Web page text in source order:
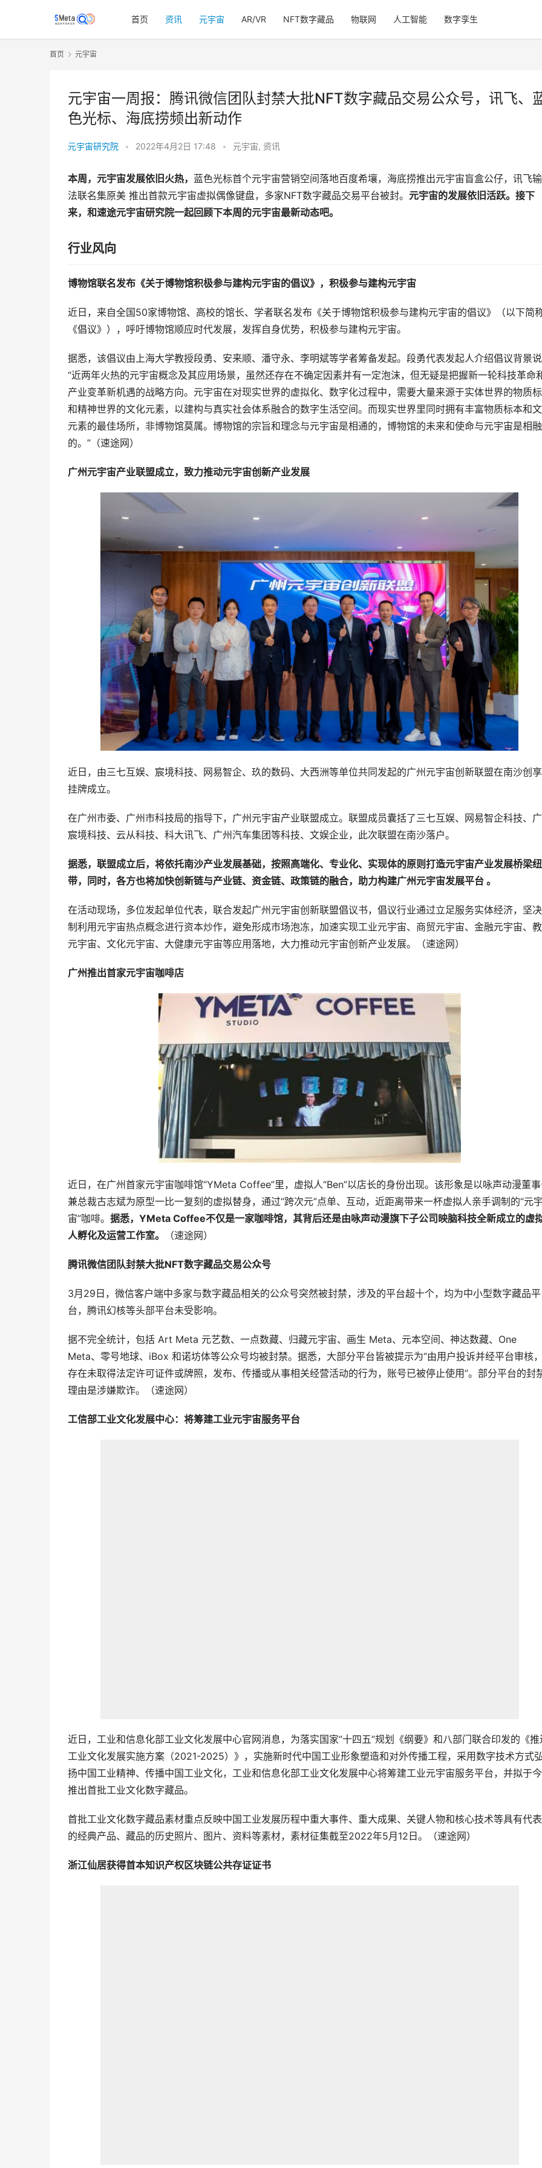
首页 资讯 元宇宙 AR/VR NFT数字藏品 物联网 人工智能 数字孪生
首页 元宇宙
元宇宙一周报：腾讯微信团队封禁大批NFT数字藏品交易公众号，讯飞、
色光标、海底捞频出新动作
元宇宙研究院 • 2022年4月2日 17:48 • 元宇宙, 资讯
本周，元宇宙发展依旧火热， 蓝色光标首个元宇宙营销空间落地百度希壤，海底捞推出元宇宙盲盒公仔，讯飞
法联名集原美 推出首款元宇宙虚拟偶像键盘，多家NFT数字藏品交易平台被封。 元宇宙的发展依旧活跃。接下
来，和速途元宇宙研究院一起回顾下本周的元宇宙最新动态吧。
行业风向
博物馆联名发布《关于博物馆积极参与建构元宇宙的倡议》，积极参与建构元宇宙
近日，来自全国50家博物馆、高校的馆长、学者联名发布《关于博物馆积极参与建构元宇宙的倡议》（以下简
《倡议》），呼吁博物馆顺应时代发展，发挥自身优势，积极参与建构元宇宙。
据悉，该倡议由上海大学教授段勇、安来顺、潘守永、李明斌等学者筹备发起。段勇代表发起人介绍倡议背景
“近两年火热的元宇宙概念及其应用场景，虽然还存在不确定因素并有一定泡沫，但无疑是把握新一轮科技革命
产业变革新机遇的战略方向。元宇宙在对现实世界的虚拟化、数字化过程中，需要大量来源于实体世界的物质
和精神世界的文化元素，以建构与真实社会体系融合的数字生活空间。而现实世界里同时拥有丰富物质标本和
元素的最佳场所，非博物馆莫属。博物馆的宗旨和理念与元宇宙是相通的，博物馆的未来和使命与元宇宙是相融
的。”（速途网）
广州元宇宙产业联盟成立，致力推动元宇宙创新产业发展
近日，由三七互娱、宸境科技、网易智企、玖的数码、大西洲等单位共同发起的广州元宇宙创新联盟在南沙创
挂牌成立。
在广州市委、广州市科技局的指导下，广州元宇宙产业联盟成立。联盟成员囊括了三七互娱、网易智企科技、
宸境科技、云从科技、科大讯飞、广州汽车集团等科技、文娱企业，此次联盟在南沙落户。
据悉，联盟成立后，将依托南沙产业发展基础，按照高端化、专业化、实现体的原则打造元宇宙产业发展桥梁纽
带，同时，各方也将加快创新链与产业链、资金链、政策链的融合，助力构建广州元宇宙发展平台 。
在活动现场，多位发起单位代表，联合发起广州元宇宙创新联盟倡议书，倡议行业通过立足服务实体经济，坚
制利用元宇宙热点概念进行资本炒作，避免形成市场泡冻，加速实现工业元宇宙、商贸元宇宙、金融元宇宙、
元宇宙、文化元宇宙、大健康元宇宙等应用落地，大力推动元宇宙创新产业发展。（速途网）
广州推出首家元宇宙咖啡店
近日，在广州首家元宇宙咖啡馆“YMeta Coffee”里，虚拟人“Ben”以店长的身份出现。该形象是以咏声动漫董
兼总裁古志斌为原型一比一复刻的虚拟替身，通过“跨次元”点单、互动，近距离带来一杯虚拟人亲手调制的“元
宙”咖啡。 据悉，YMeta Coffee不仅是一家咖啡馆，其背后还是由咏声动漫旗下子公司映脑科技全新成立的虚
人孵化及运营工作室。
（速途网）
腾讯微信团队封禁大批NFT数字藏品交易公众号
3月29日，微信客户端中多家与数字藏品相关的公众号突然被封禁，涉及的平台超十个，均为中小型数字藏品平
台，腾讯幻核等头部平台未受影响。
据不完全统计，包括 Art Meta 元艺数、一点数藏、归藏元宇宙、画生 Meta、元本空间、神达数藏、One
Meta、零号地球、iBox 和诺坊体等公众号均被封禁。据悉，大部分平台皆被提示为“由用户投诉并经平台审核
存在未取得法定许可证件或牌照，发布、传播或从事相关经营活动的行为，账号已被停止使用”。部分平台的封
理由是涉嫌欺诈。（速途网）
工信部工业文化发展中心：将筹建工业元宇宙服务平台
近日，工业和信息化部工业文化发展中心官网消息，为落实国家“十四五”规划《纲要》和八部门联合印发的《推
工业文化发展实施方案（2021-2025）》，实施新时代中国工业形象塑造和对外传播工程，采用数字技术方式
扬中国工业精神、传播中国工业文化，工业和信息化部工业文化发展中心将筹建工业元宇宙服务平台，并拟于
推出首批工业文化数字藏品。
首批工业文化数字藏品素材重点反映中国工业发展历程中重大事件、重大成果、关键人物和核心技术等具有代
的经典产品、藏品的历史照片、图片、资料等素材，素材征集截至2022年5月12日。（速途网）
浙江仙居获得首本知识产权区块链公共存证证书